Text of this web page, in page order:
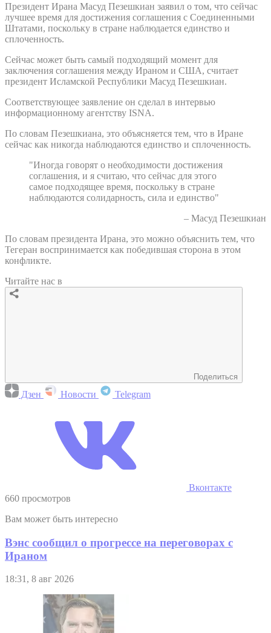
Президент Ирана Масуд Пезешкиан заявил о том, что сейчас
лучшее время для достижения соглашения с Соединенными
Штатами, поскольку в стране наблюдается единство и
сплоченность.
Сейчас может быть самый подходящий момент для
заключения соглашения между Ираном и США, считает
президент Исламской Республики Масуд Пезешкиан.
Соответствующее заявление он сделал в интервью
информационному агентству ISNA.
По словам Пезешкиана, это объясняется тем, что в Иране
сейчас как никогда наблюдаются единство и сплоченность.
"Иногда говорят о необходимости достижения
соглашения, и я считаю, что сейчас для этого
самое подходящее время, поскольку в стране
наблюдаются солидарность, сила и единство"
– Масуд Пезешкиан
По словам президента Ирана, это можно объяснить тем, что
Тегеран воспринимается как победившая сторона в этом
конфликте.
Читайте нас в
Поделиться
Дзен Новости Telegram
Вконтакте
660 просмотров
Вам может быть интересно
Вэнс сообщил о прогрессе на переговорах с
Ираном
18:31, 8 авг 2026